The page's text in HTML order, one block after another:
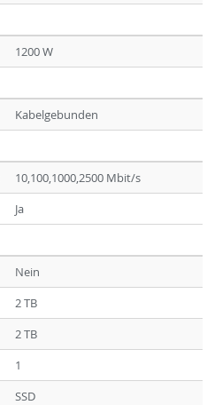
1200 W
Kabelgebunden
10,100,1000,2500 Mbit/s
Ja
Nein
2 TB
2 TB
1
SSD